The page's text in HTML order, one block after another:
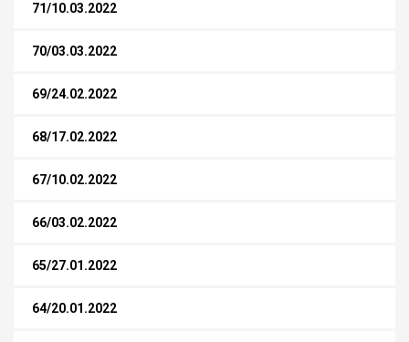
71/10.03.2022
70/03.03.2022
69/24.02.2022
68/17.02.2022
67/10.02.2022
66/03.02.2022
65/27.01.2022
64/20.01.2022